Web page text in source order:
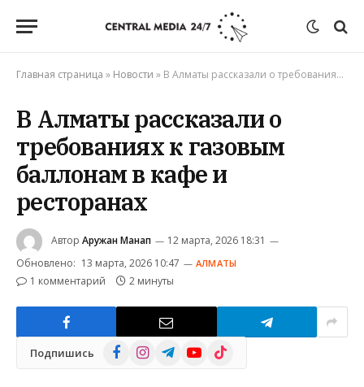
Главная страница » Новости » В Алматы рассказали о требованиях к газовым баллонам в кафе и ресторанах
В Алматы рассказали о
требованиях к газовым
баллонам в кафе и
ресторанах
Автор Аружан Манап
12 марта, 2026 18:31
Обновлено: 13 марта, 2026 10:47 АЛМАТЫ
1 комментарий 2 минуты
Подпишись FacebookInstagramTelegramYouTube
TikTok